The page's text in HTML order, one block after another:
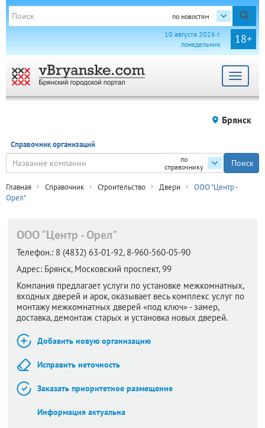
по новостям
18+
10 августа 2026 г.
понедельник
Toggle
Брянск
Справочник организаций
по
справочнику
Главная Справочник Строительство Двери
ООО "Центр -
Орел"
ООО "Центр - Орел"
Телефон.: 8 (4832) 63-01-92, 8-960-560-05-90
Адрес: Брянск, Московский проспект, 99
Компания предлагает услуги по установке межкомнатных,
входных дверей и арок, оказывает весь комплекс услуг по
монтажу межкомнатных дверей «под ключ» - замер,
доставка, демонтаж старых и установка новых дверей.
Добавить новую организацию
Исправить неточность
Заказать приоритетное размещение
Информация актуальна